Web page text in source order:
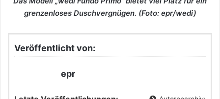
grenzenloses Duschvergnügen. (Foto: epr/wedi)
Veröffentlicht von:
epr